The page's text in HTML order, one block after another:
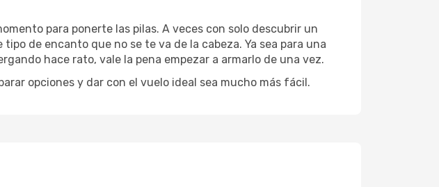
para ponerte las pilas. A veces con solo descubrir un
de encanto que no se te va de la cabeza. Ya sea para una
hace rato, vale la pena empezar a armarlo de una vez.
opciones y dar con el vuelo ideal sea mucho más fácil.